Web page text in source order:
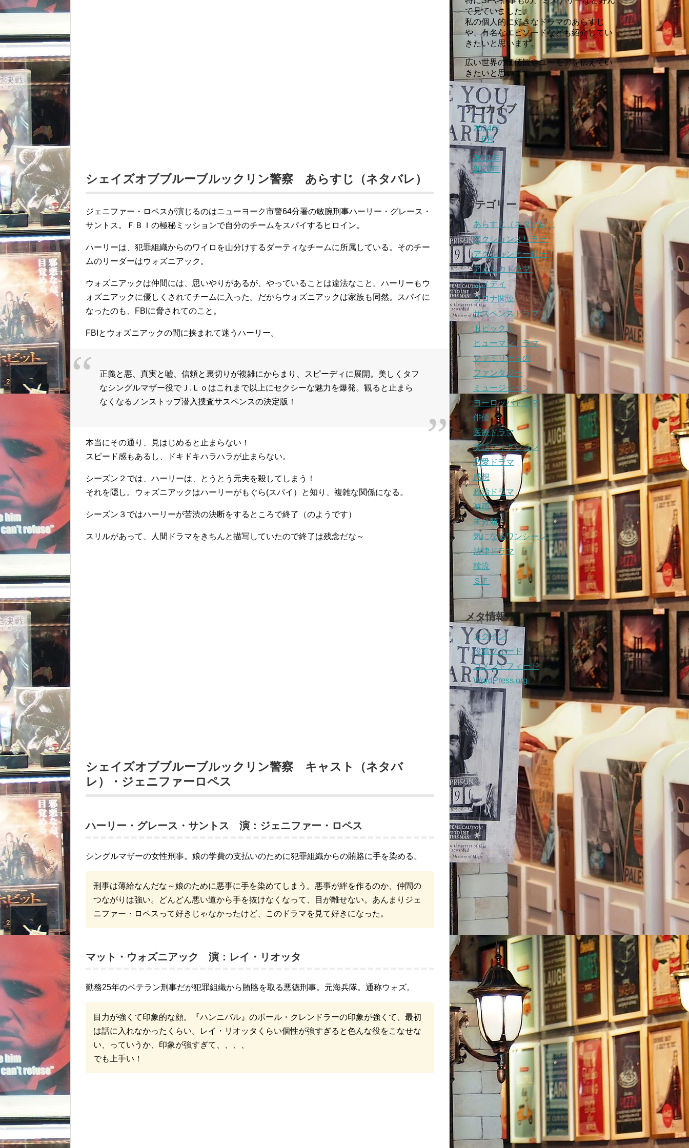
シェイズオブブルーブルックリン警察 あらすじ（ネタバレ）
ジェニファー・ロペスが演じるのはニューヨーク市警64分署の敏腕刑事ハーリー・グレース・
サントス。ＦＢＩの極秘ミッションで自分のチームをスパイするヒロイン。
ハーリーは、犯罪組織からのワイロを山分けするダーティなチームに所属している。そのチー
ムのリーダーはウォズニアック。
ウォズニアックは仲間には、思いやりがあるが、やっていることは違法なこと。ハーリーもウ
ォズニアックに優しくされてチームに入った。だからウォズニアックは家族も同然。スパイに
なったのも、FBIに脅されてのこと。
FBIとウォズニアックの間に挟まれて迷うハーリー。
正義と悪、真実と嘘、信頼と裏切りが複雑にからまり、スピーディに展開。美しくタフ
なシングルマザー役でＪ.Ｌｏはこれまで以上にセクシーな魅力を爆発。観ると止まら
なくなるノンストップ潜入捜査サスペンスの決定版！
本当にその通り、見はじめると止まらない！
スピード感もあるし、ドキドキハラハラが止まらない。
シーズン２では、ハーリーは、とうとう元夫を殺してしまう！
それを隠し。ウォズニアックはハーリーがもぐら(スパイ）と知り、複雑な関係になる。
シーズン３ではハーリーが苦渋の決断をするところで終了（のようです）
スリルがあって、人間ドラマをきちんと描写していたので終了は残念だな～
シェイズオブブルーブルックリン警察 キャスト（ネタバ
レ）・ジェニファーロペス
ハーリー・グレース・サントス 演：ジェニファー・ロペス
シングルマザーの女性刑事。娘の学費の支払いのために犯罪組織からの賄賂に手を染める。
刑事は薄給なんだな～娘のために悪事に手を染めてしまう。悪事が絆を作るのか、仲間の
つながりは強い。どんどん悪い道から手を抜けなくなって、目が離せない。あんまりジェ
ニファー・ロペスって好きじゃなかったけど、このドラマを見て好きになった。
マット・ウォズニアック 演：レイ・リオッタ
勤務25年のベテラン刑事だが犯罪組織から賄賂を取る悪徳刑事。元海兵隊。通称ウォズ。
目力が強くて印象的な顔。『ハンニバル』のポール・クレンドラーの印象が強くて、最初
は話に入れなかったくらい。レイ・リオッタくらい個性が強すぎると色んな役をこなせな
い、っていうか、印象が強すぎて、、、、
でも上手い！
で見ていました。
私の個人的に好きなドラマのあらすじ
や、有名なエピソードなども紹介してい
きたいと思います。
広い世界の価値観やユーモアを伝えてい
きたいと思います。
アーカイブ
2024年
6月
2021年
2020年
カテゴリー
あらすじ（ネタバレ）
アクションスリラー
アクションヒーロー
アメリカドラマ
コメディ
コロナ関連
サスペンスドラマ
トピックス
ヒューマンドラマ
ファミリーもの
ファンタジー
ミュージシャン
ヨーロッパドラマ
俳優
医療ドラマ
実話フィクション
恋愛ドラマ
感想
政治ドラマ
映画
未分類
気になるワンシーン
法律ドラマ
韓流
ＳＦ
メタ情報
ログイン
投稿フィード
コメントフィード
WordPress.org